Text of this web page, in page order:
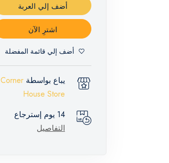
أضف إلي العربة
اشترِ الآن
أضف إلي قائمة المفضلة
يباع بواسطة Corner
House Store
14 يوم إسترجاع
التفاصيل